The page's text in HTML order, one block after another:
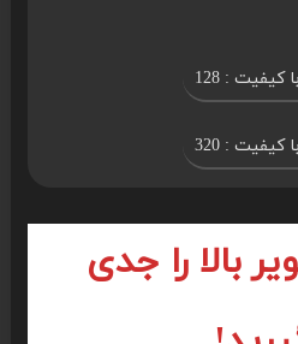
کیفیت : 128
کیفیت : 320
بالا را جدی